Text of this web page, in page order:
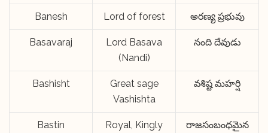
Banesh Lord of forest అరణ్య ప్రభువు
Basavaraj
Lord Basava
(Nandi)
నంది దేవుడు
Bashisht
Great sage
Vashishta
వశిష్ట మహర్షి
Bastin Royal, Kingly రాజసంబంధమైన